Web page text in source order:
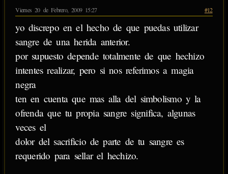
Viernes 20 de Febrero, 2009 15:27 #12
yo discrepo en el hecho de que puedas utilizar
sangre de una herida anterior.
por supuesto depende totalmente de que hechizo
intentes realizar, pero si nos referimos a magia
negra
ten en cuenta que mas alla del simbolismo y la
ofrenda que tu propia sangre significa, algunas
veces el
dolor del sacrificio de parte de tu sangre es
requerido para sellar el hechizo.